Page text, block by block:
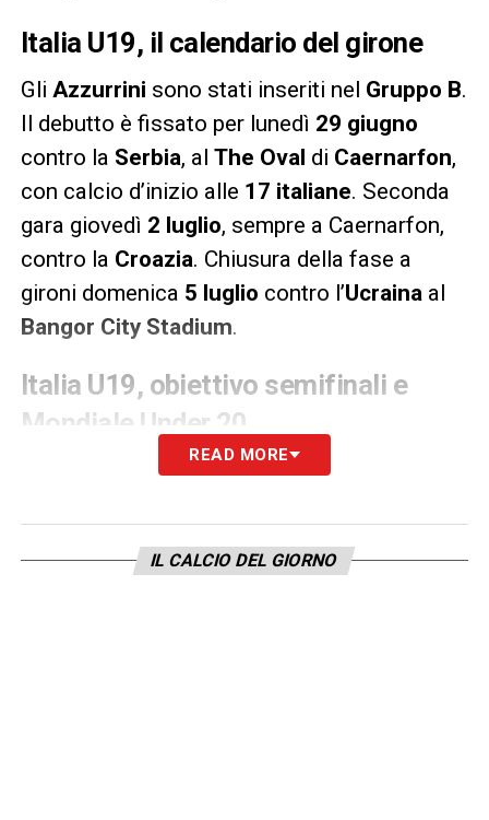
Italia U19, il calendario del girone
Gli Azzurrini sono stati inseriti nel Gruppo B.
Il debutto è fissato per lunedì 29 giugno
contro la Serbia, al The Oval di Caernarfon,
con calcio d’inizio alle 17 italiane. Seconda
gara giovedì 2 luglio, sempre a Caernarfon,
contro la Croazia. Chiusura della fase a
gironi domenica 5 luglio contro l’Ucrainaal
Bangor City Stadium.
Italia U19, obiettivo semifinali e
Mondiale Under 20
Le prime due classificate di ogni girone
11 luglioalRacecourse Ground
READ MORE
IL CALCIO DEL GIORNO